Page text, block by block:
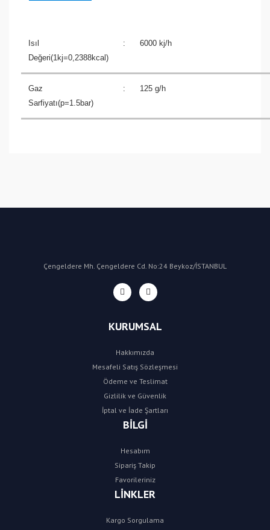
Isıl
Değeri(1kj=0,2388kcal)
: 6000 kj/h
Gaz
Sarfiyatı(p=1.5bar)
: 125 g/h
Çengeldere Mh. Çengeldere Cd. No:24 Beykoz/İSTANBUL
KURUMSAL
Hakkımızda
Mesafeli Satış Sözleşmesi
Ödeme ve Teslimat
Gizlilik ve Güvenlik
İptal ve İade Şartları
BİLGİ
Hesabım
Sipariş Takip
Favorileriniz
LİNKLER
Kargo Sorgulama